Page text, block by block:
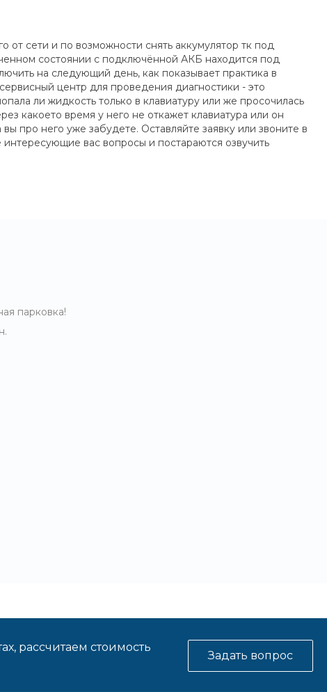
от сети и по возможности снять аккумулятор тк под
состоянии с подключённой АКБ находится под
на следующий день, как показывает практика в
центр для проведения диагностики - это
ли жидкость только в клавиатуру или же просочилась
какоето время у него не откажет клавиатура или он
про него уже забудете. Оставляйте заявку или звоните в
вас вопросы и постараются озвучить
парковка!
рассчитаем стоимость
Задать вопрос